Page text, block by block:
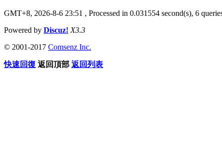
GMT+8, 2026-8-6 23:51 , Processed in 0.031554 second(s), 6
Powered by Discuz! X3.3
© 2001-2017 Comsenz Inc.
快速回復 返回頂部 返回列表